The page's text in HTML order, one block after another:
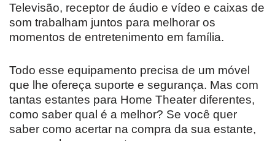
Televisão, receptor de áudio e vídeo e caixas de
som trabalham juntos para melhorar os
momentos de entretenimento em família.
Todo esse equipamento precisa de um móvel
que lhe ofereça suporte e segurança. Mas com
tantas estantes para Home Theater diferentes,
como saber qual é a melhor? Se você quer
saber como acertar na compra da sua estante,